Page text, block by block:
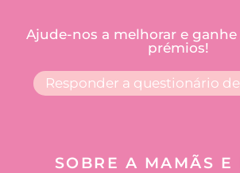
Ajude-nos a melhorar e
prémios!
Responder a questionário
SOBRE A MAMÃS E